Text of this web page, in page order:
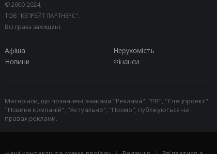
© 2000-2024,
ТОВ "КЕПРЕЙТ ПАРТНЕРС".
Всі права захищені.
Афіша
Нерухомість
Новини
Фінанси
Матеріали, що позначені знаками "Реклама", "PR", "Спецпроект",
"Новини компаній", "Актуально", "Промо", публікуються на
правах реклами.